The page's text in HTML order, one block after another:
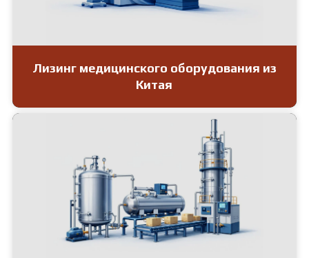
Лизинг медицинского оборудования из
Китая